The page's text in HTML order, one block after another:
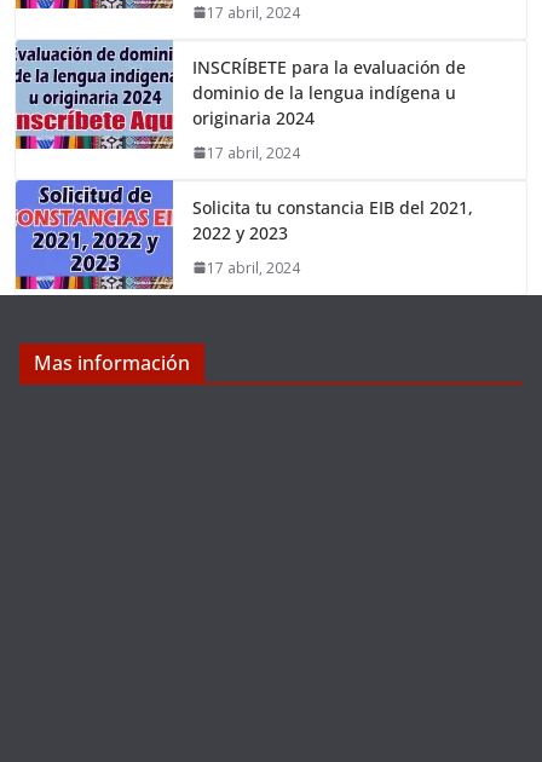
17 abril, 2024
INSCRÍBETE para la evaluación de
dominio de la lengua indígena u
originaria 2024
17 abril, 2024
Solicita tu constancia EIB del 2021,
2022 y 2023
17 abril, 2024
Mas información